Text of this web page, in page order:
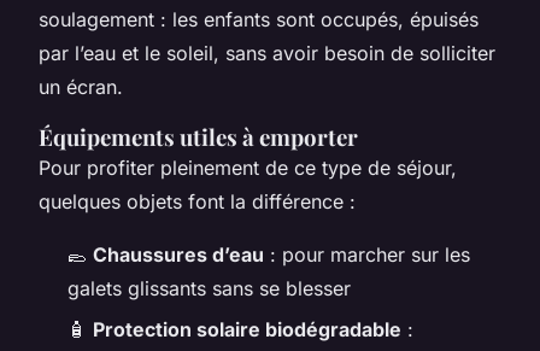
soulagement : les enfants sont occupés, épuisés
par l’eau et le soleil, sans avoir besoin de solliciter
un écran.
Équipements utiles à emporter
Pour profiter pleinement de ce type de séjour,
quelques objets font la différence :
🥿 Chaussures d’eau : pour marcher sur les
galets glissants sans se blesser
🧴 Protection solaire biodégradable :